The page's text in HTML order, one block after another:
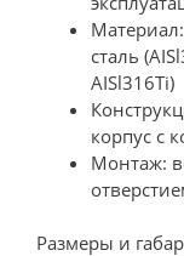
сталь
AISl316Ti)
корпус с
Монтаж:
Размеры и